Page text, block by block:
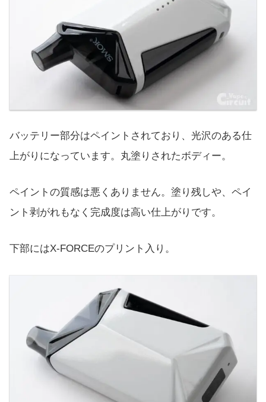
バッテリー部分はペイントされており、光沢のある仕
上がりになっています。丸塗りされたボディー。
ペイントの質感は悪くありません。塗り残しや、ペイ
ント剥がれもなく完成度は高い仕上がりです。
下部にはX-FORCEのプリント入り。